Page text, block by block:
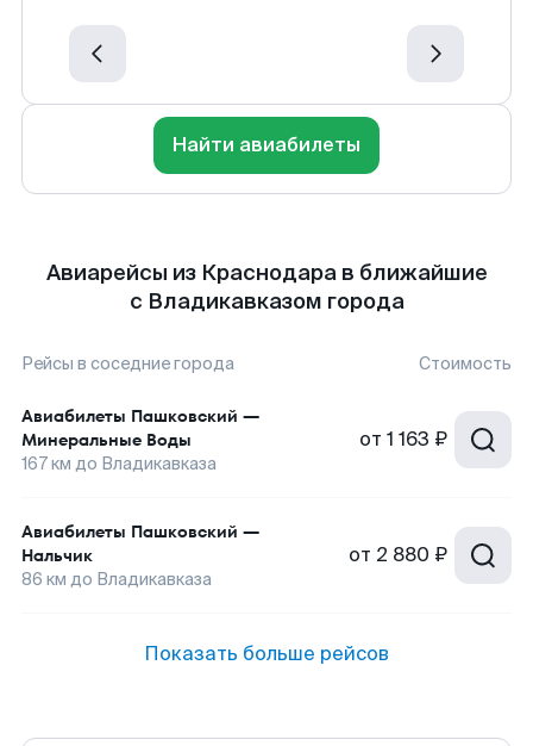
Найти авиабилеты
Авиарейсы из Краснодара в ближайшие
с Владикавказом города
Рейсы в соседние города Стоимость
Авиабилеты Пашковский —
Минеральные Воды
167км до Владикавказа
от 1 163 ₽
Авиабилеты Пашковский —
Нальчик
86 км до Владикавказа
от 2 880 ₽
Показать больше рейсов